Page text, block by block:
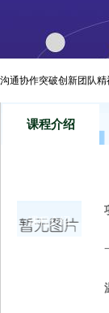
上海西
沟通协作突破创新团队
课程介绍
课程介绍